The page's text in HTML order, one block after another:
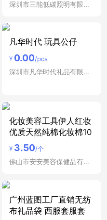
深圳市三能低碳照明有限公司
凡华时代 玩具公仔
¥ 0.00/pcs
深圳市凡华时代礼品有限公司
化妆美容工具伊人红妆
优质天然纯棉化妆棉10
¥ 3.50/个
佛山市安安美容保健品有限公司
广州蓝图工厂直销无纺
布礼品袋 西服套服套